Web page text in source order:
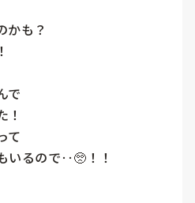
かも？
で
！
て
いるので‥🥺！！